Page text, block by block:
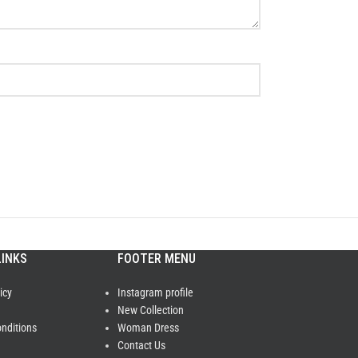
FOOTER MENU
Instagram profile
New Collection
Woman Dress
Contact Us